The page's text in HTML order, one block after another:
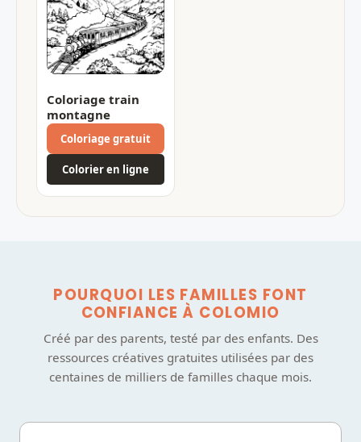
Coloriage train
montagne
Coloriage gratuit
Colorier en ligne
POURQUOI LES FAMILLES FONT
CONFIANCE À COLOMIO
Créé par des parents, testé par des enfants. Des
ressources créatives gratuites utilisées par des
centaines de milliers de familles chaque mois.